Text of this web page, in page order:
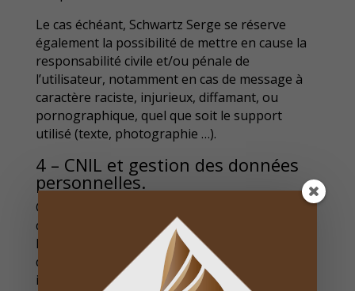
Le cas échéant, Schwartz Serge se réserve
également la possibilité de mettre en cause la
responsabilité civile et/ou pénale de
l’utilisateur, notamment en cas de message à
caractère raciste, injurieux, diffamant, ou
pornographique, quel que soit le support
utilisé (texte, photographie …).
4 – CNIL et gestion des données
personnelles.
Conformément aux dispositions de la loi 78-17
du 6 janvier 1978 modifiée, l’utilisateur du site
https://ombrieres-coco.com dispose d’un droit
d’accès, de modification et de suppression des
informations collectées. Pour exercer ce droit,